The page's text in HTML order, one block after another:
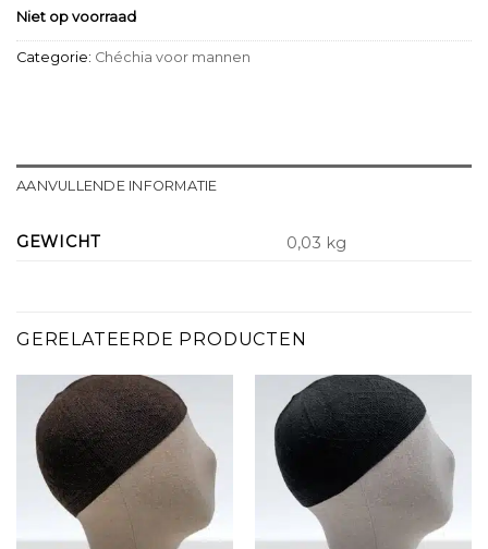
Niet op voorraad
Categorie: Chéchia voor mannen
AANVULLENDE INFORMATIE
GEWICHT 0,03 kg
GERELATEERDE PRODUCTEN